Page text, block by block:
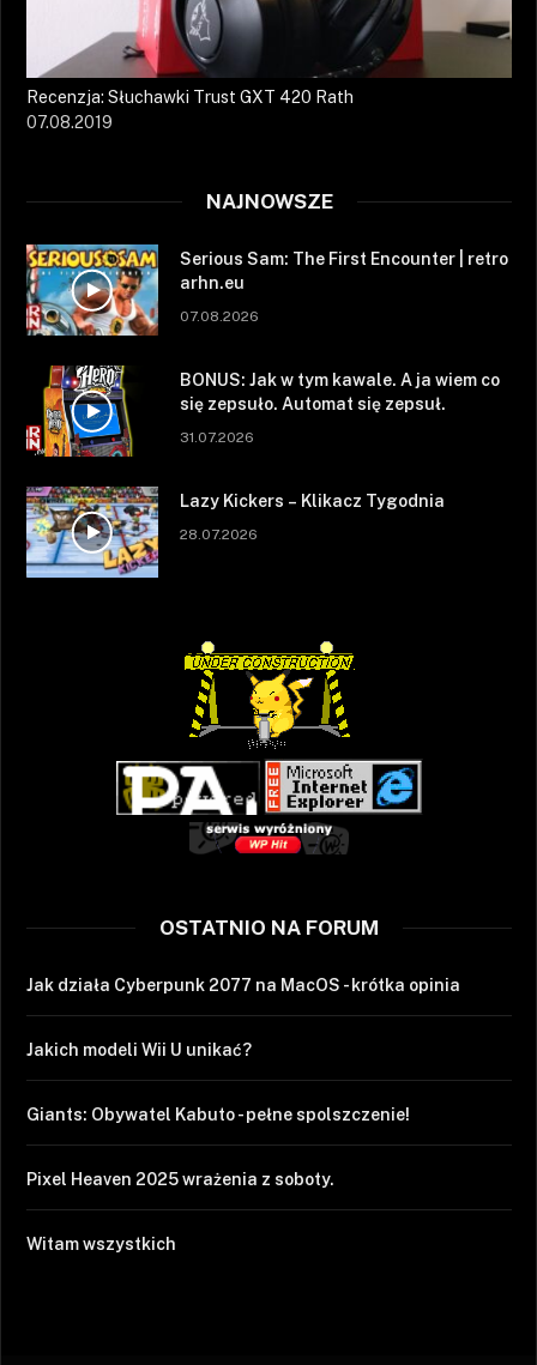
Recenzja: Słuchawki Trust GXT 420 Rath
07.08.2019
NAJNOWSZE
Serious Sam: The First Encounter | retro
arhn.eu
07.08.2026
BONUS: Jak w tym kawale. A ja wiem co
się zepsuło. Automat się zepsuł.
31.07.2026
Lazy Kickers – Klikacz Tygodnia
28.07.2026
OSTATNIO NA FORUM
Jak działa Cyberpunk 2077 na MacOS - krótka opinia
Jakich modeli Wii U unikać?
Giants: Obywatel Kabuto - pełne spolszczenie!
Pixel Heaven 2025 wrażenia z soboty.
Witam wszystkich